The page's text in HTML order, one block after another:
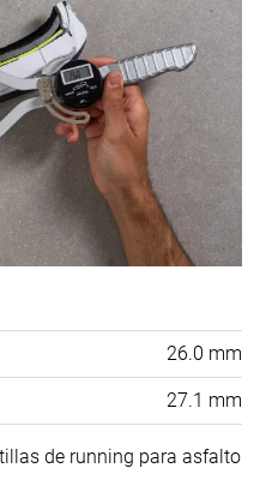
26.0 mm
27.1 mm
de running para asfalto